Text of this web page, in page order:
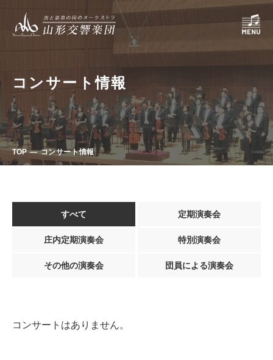
コンサート情報
TOP コンサート情報
すべて 定期演奏会
庄内定期演奏会 特別演奏会
その他の演奏会 団員による演奏会
コンサートはありません。